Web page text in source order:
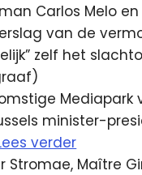
Carlos Melo
van de
zelf het
Mediapark
minister-
verder
Stromae, Maître